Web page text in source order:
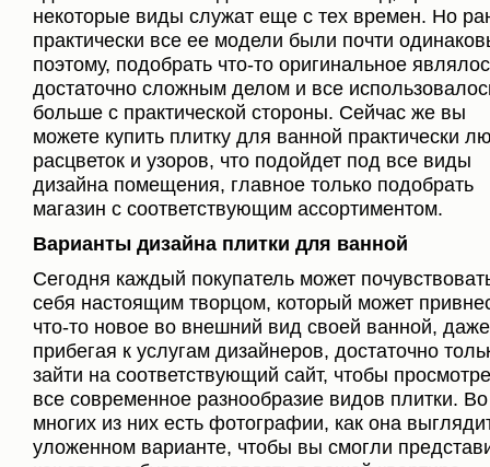
некоторые виды служат еще с тех времен. Но
практически все ее модели были почти
поэтому, подобрать что-то оригинальное
достаточно сложным делом и все
больше с практической стороны. Сейчас же вы
можете купить плитку для ванной практически
расцветок и узоров, что подойдет под все виды
дизайна помещения, главное только подобрать
магазин с соответствующим ассортиментом.
Варианты дизайна плитки для ванной
Сегодня каждый покупатель может
себя настоящим творцом, который может
что-то новое во внешний вид своей ванной,
прибегая к услугам дизайнеров, достаточно
зайти на соответствующий сайт, чтобы
все современное разнообразие видов плитки. Во
многих из них есть фотографии, как она
уложенном варианте, чтобы вы смогли